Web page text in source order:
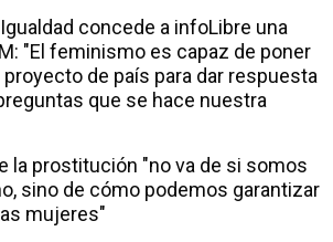
concede a infoLibre una
"El feminismo es capaz de poner
de país para dar respuesta
que se hace nuestra
la prostitución "no va de si somos
sino de cómo podemos garantizar
mujeres"